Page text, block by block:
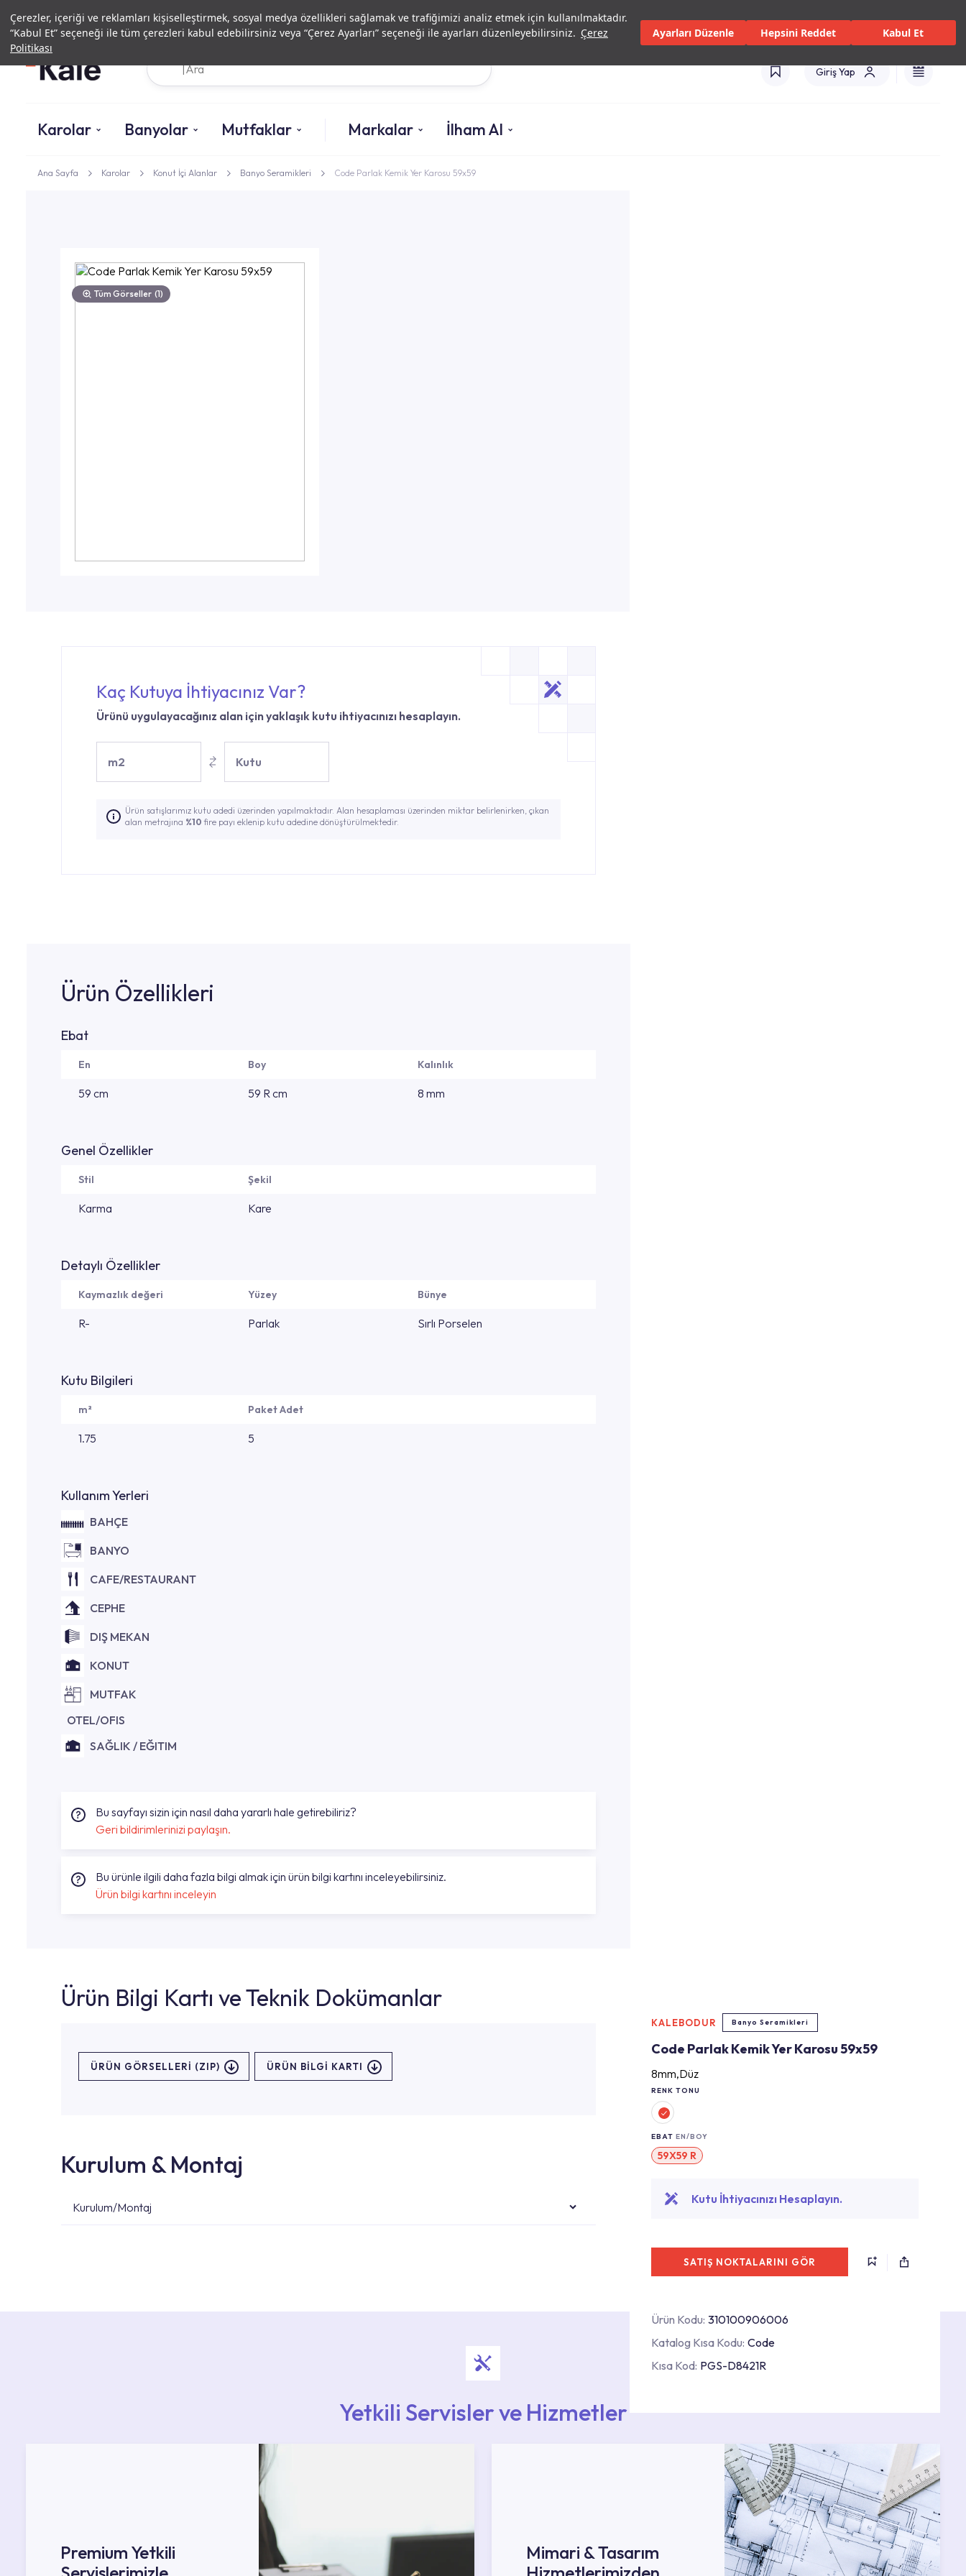
Çerezler, içeriği ve reklamları kişiselleştirmek, sosyal medya özellikleri sağlamak ve trafiğimizi analiz etmek için kullanılmaktadır.
“Kabul Et” seçeneği ile tüm çerezleri kabul edebilirsiniz veya “Çerez Ayarları” seçeneği ile ayarları düzenleyebilirsiniz. Çerez
Politikası
Ayarları Düzenle Hepsini Reddet Kabul Et
Yatırımcı İlişkileriYetkili Servisler ve HizmetlerMağazalarKataloglar Türkiye(TR)
Ara Giriş Yap
Karolar Banyolar Mutfaklar Markalar İlham Al
Ana Sayfa Karolar Konut İçi Alanlar Banyo Seramikleri Code Parlak Kemik Yer Karosu 59x59
Tüm Görseller (1)
KALEBODUR Banyo Seramikleri
Code Parlak Kemik Yer Karosu 59x59
8mm,Düz
RENK TONU
EBAT EN/BOY
59X59 R
Kutu İhtiyacınızı Hesaplayın.
SATIŞ NOKTALARINI GÖR
Ürün Kodu: 310100906006
Katalog Kısa Kodu: Code
Kısa Kod: PGS-D8421R
Kaç Kutuya İhtiyacınız Var?
Ürünü uygulayacağınız alan için yaklaşık kutu ihtiyacınızı hesaplayın.
m2 Kutu
Ürün satışlarımız kutu adedi üzerinden yapılmaktadır. Alan hesaplaması üzerinden miktar belirlenirken, çıkan
alan metrajına %10 fire payı eklenip kutu adedine dönüştürülmektedir.
Ürün Özellikleri
Ebat
En Boy Kalınlık
59 cm 59 R cm 8 mm
Genel Özellikler
Stil Şekil
Karma Kare
Detaylı Özellikler
Kaymazlık değeri Yüzey Bünye
R- Parlak Sırlı Porselen
Kutu Bilgileri
m² Paket Adet
1.75 5
Kullanım Yerleri
BAHÇE
BANYO
CAFE/RESTAURANT
CEPHE
DIŞ MEKAN
KONUT
MUTFAK
OTEL/OFIS
SAĞLIK / EĞITIM
Bu sayfayı sizin için nasıl daha yararlı hale getirebiliriz?
Geri bildirimlerinizi paylaşın.
Bu ürünle ilgili daha fazla bilgi almak için ürün bilgi kartını inceleyebilirsiniz.
Ürün bilgi kartını inceleyin
Ürün Bilgi Kartı ve Teknik Dokümanlar
ÜRÜN GÖRSELLERI (ZIP) ÜRÜN BILGI KARTI
Kurulum & Montaj
Kurulum/Montaj
Yetkili Servisler ve Hizmetler
Premium Yetkili
Mimari & Tasarım